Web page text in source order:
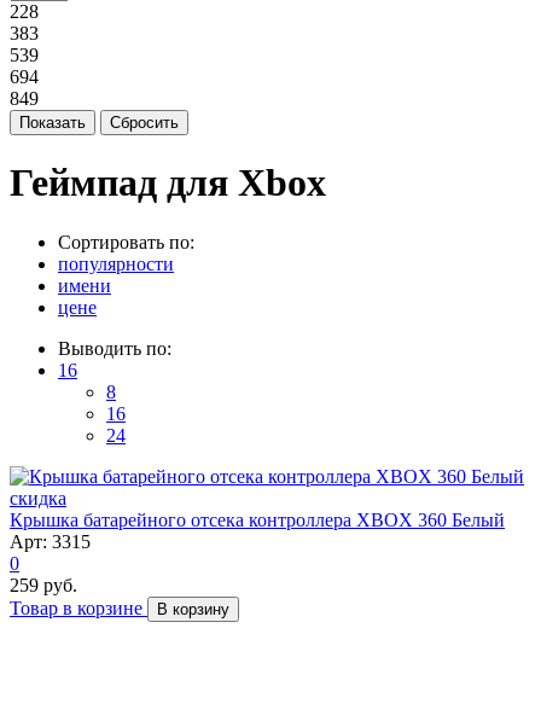
228
383
539
694
849
Геймпад для Xbox
Сортировать по:
популярности
имени
цене
Выводить по:
16
8
16
24
скидка
Крышка батарейного отсека контроллера XBOX 360 Белый
Арт: 3315
0
259 руб.
Товар в корзине
В корзину